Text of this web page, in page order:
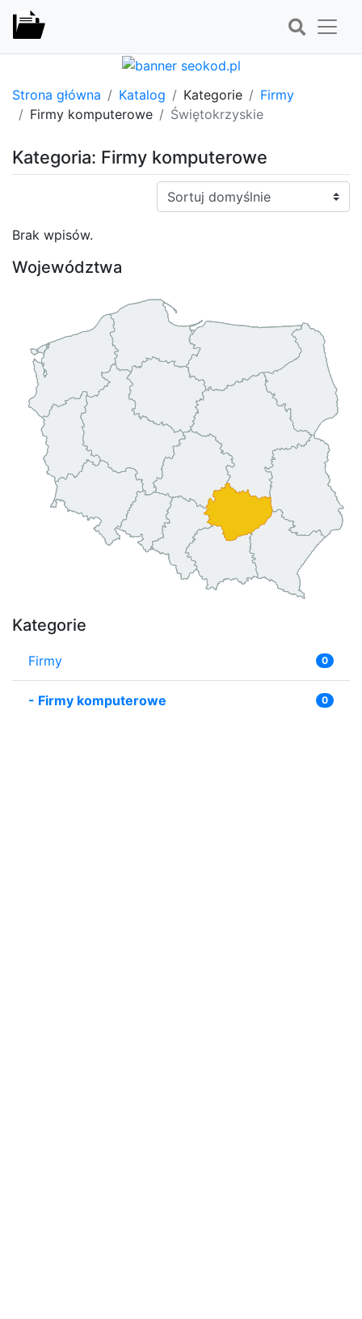
Strona główna Katalog Kategorie
Firmy
Firmy komputerowe
Świętokrzyskie
Kategoria: Firmy komputerowe
Sortuj:
Brak wpisów.
Województwa
Kategorie
Firmy 0
- Firmy komputerowe 0